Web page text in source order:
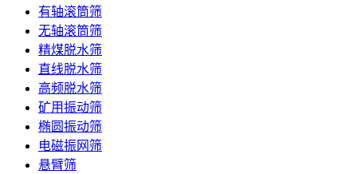
有轴滚筒筛
无轴滚筒筛
精煤脱水筛
直线脱水筛
高频脱水筛
矿用振动筛
椭圆振动筛
电磁振网筛
悬臂筛